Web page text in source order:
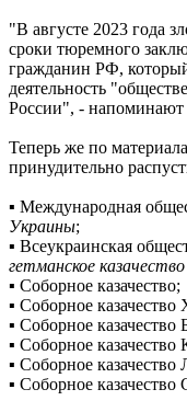
"В августе 2023 года
сроки тюремного
гражданин РФ,
деятельность
России", - напоминают
Теперь же по
принудительно
▪ Международная
Украины;
▪ Всеукраинская
гетманское
▪ Соборное казачество;
▪ Соборное казачество
▪ Соборное
▪ Соборное казачество
▪ Соборное казачество
▪ Соборное казачество